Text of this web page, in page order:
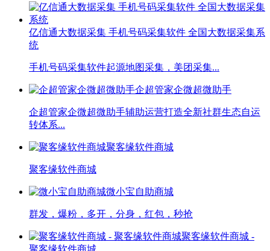
亿信通大数据采集 手机号码采集软件 全国大数据采集系
统
手机号码采集软件起源地图采集，美团采集...
企超管家企微超微助手
企超管家企微超微助手辅助运营打造全新社群生态自运
转体系...
聚客缘软件商城
聚客缘软件商城
微小宝自助商城
群发，爆粉，多开，分身，红包，秒抢
聚客缘软件商城 -